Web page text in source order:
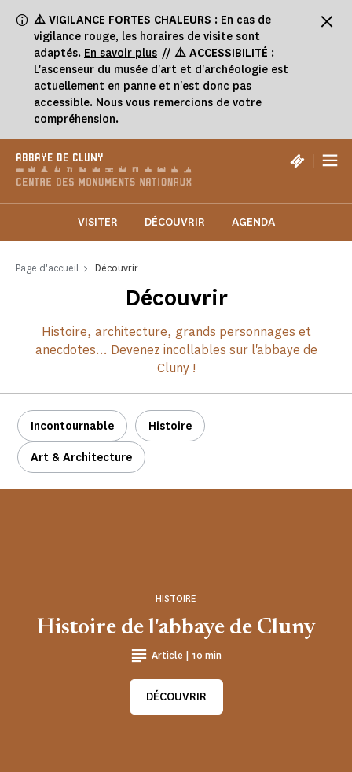
⚠️ VIGILANCE FORTES CHALEURS : En cas de
vigilance rouge, les horaires de visite sont
adaptés. En savoir plus // ⚠️ ACCESSIBILITÉ :
L'ascenseur du musée d'art et d'archéologie est
actuellement en panne et n'est donc pas
accessible. Nous vous remercions de votre
compréhension.
ABBAYE DE CLUNY |
VISITER DÉCOUVRIR AGENDA
Page d'accueil Découvrir
Découvrir
Histoire, architecture, grands personnages et
anecdotes... Devenez incollables sur l'abbaye de
Cluny !
Incontournable Histoire
Art & Architecture
Histoire de l'abbaye de Cluny
HISTOIRE
Article | 10 min
DÉCOUVRIR